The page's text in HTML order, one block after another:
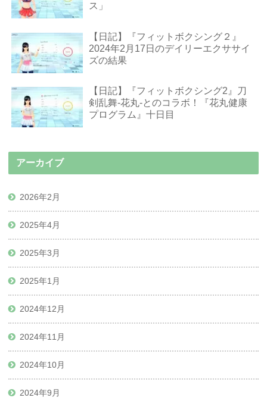
ス」
【日記】『フィットボクシング２』
2024年2月17日のデイリーエクササイ
ズの結果
【日記】『フィットボクシング2』刀
剣乱舞-花丸-とのコラボ！『花丸健康
プログラム』十日目
アーカイブ
2026年2月
2025年4月
2025年3月
2025年1月
2024年12月
2024年11月
2024年10月
2024年9月